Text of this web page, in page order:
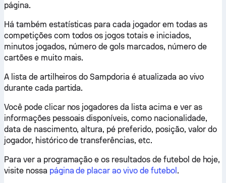
página.
Há também estatísticas para cada jogador em todas as
competições com todos os jogos totais e iniciados,
minutos jogados, número de gols marcados, número de
cartões e muito mais.
A lista de artilheiros do Sampdoria é atualizada ao vivo
durante cada partida.
Você pode clicar nos jogadores da lista acima e ver as
informações pessoais disponíveis, como nacionalidade,
data de nascimento, altura, pé preferido, posição, valor do
jogador, histórico de transferências, etc.
Para ver a programação e os resultados de futebol de hoje,
visite nossa página de placar ao vivo de futebol .